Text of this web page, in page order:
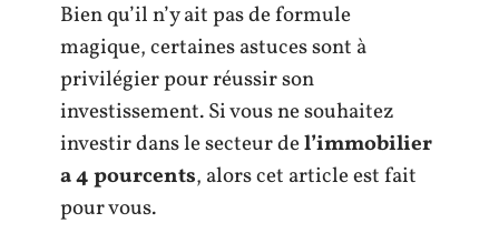
Bien qu’il n’y ait pas de formule
magique, certaines astuces sont à
privilégier pour réussir son
investissement. Si vous ne souhaitez
investir dans le secteur del’immobilier
a 4 pourcents, alors cet article est fait
pour vous.